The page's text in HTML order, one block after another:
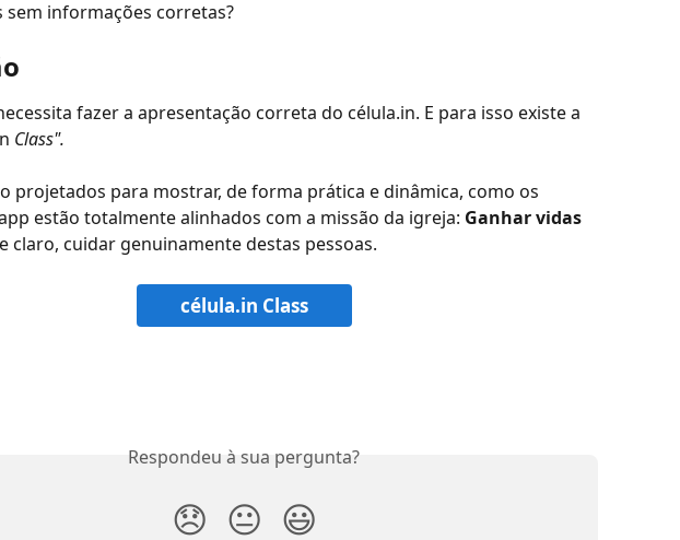
informações corretas?
fazer a apresentação correta do célula.in. E para isso existe a
Class".
projetados para mostrar, de forma prática e dinâmica, como os
estão totalmente alinhados com a missão da igreja: Ganhar vidas
claro, cuidar genuinamente destas pessoas.
célula.in Class
Respondeu à sua pergunta?
😞 😐 😃